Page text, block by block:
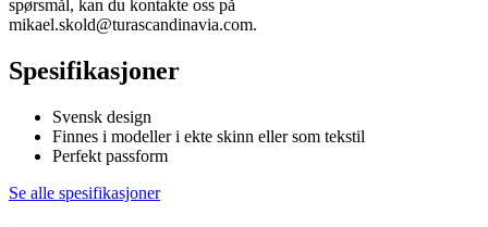
spørsmål, kan du kontakte oss på
mikael.skold@turascandinavia.com.
Spesifikasjoner
Svensk design
Finnes i modeller i ekte skinn eller som tekstil
Perfekt passform
Se alle spesifikasjoner